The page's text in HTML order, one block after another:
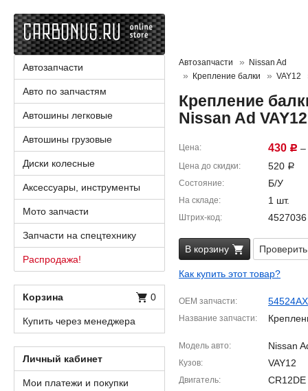
Автозапчасти
Nissan Ad
Крепление балки
VAY12
Крепление
Nissan Ad
Цена 430 Р –
Цена до скидки 520 Р
Состояние Б/У
На складе 1 шт.
Штрих-код 4527036
В корзину
Как купить этот товар?
OEM запчасти
Название запчасти
Модель авто Nissan
Кузов VAY12
Двигатель CR12DE
Автозапчасти
Авто по запчастям
Автошины легковые
Автошины грузовые
Диски колесные
Аксессуары, инструменты
Мото запчасти
Запчасти на спецтехнику
Распродажа!
Корзина 0
Купить через менеджера
Личный кабинет
Мои платежи и покупки